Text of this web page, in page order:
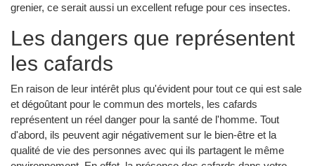
grenier, ce serait aussi un excellent refuge pour ces insectes.
Les dangers que représentent
les cafards
En raison de leur intérêt plus qu'évident pour tout ce qui est sale
et dégoûtant pour le commun des mortels, les cafards
représentent un réel danger pour la santé de l'homme. Tout
d'abord, ils peuvent agir négativement sur le bien-être et la
qualité de vie des personnes avec qui ils partagent le même